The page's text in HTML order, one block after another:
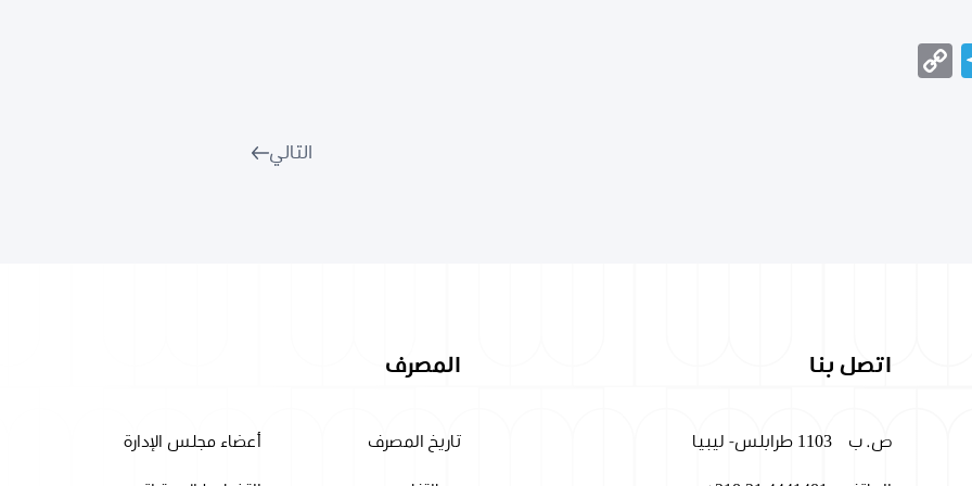
Telegram
التالي
اتصل بنا
ص. ب 1103 طرابلس- ليبيا
المصرف
تاريخ المصرف أعضاء مجلس الإدارة